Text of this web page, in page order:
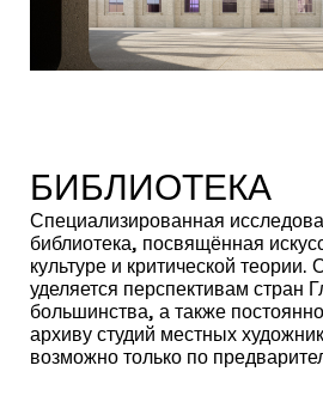
БИБЛИОТЕКА
Специализированная
библиотека, посвящённая
культуре и критической
уделяется перспективам стран
большинства, а также
архиву студий местных
возможно только по